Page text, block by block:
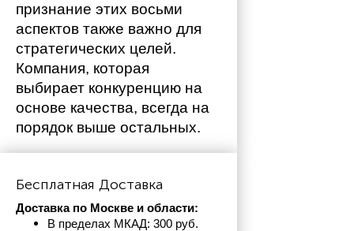
признание этих восьми
аспектов также важно для
стратегических целей.
Компания, которая
выбирает конкуренцию на
основе качества, всегда на
порядок выше остальных.
Бесплатная Доставка
Доставка по Москве и области:
В пределах МКАД: 300 руб.